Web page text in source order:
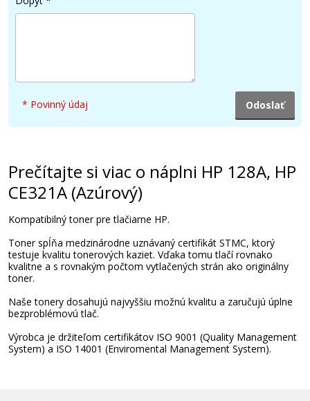
Súprava kompatibilných tonerov
* Povinný údaj
Prečítajte si viac o náplni HP 128A, HP
CE321A (Azúrový)
Kompatibilný toner pre tlačiarne HP.
Toner spĺňa medzinárodne uznávaný certifikát STMC, ktorý
testuje kvalitu tonerových kaziet. Vďaka tomu tlačí rovnako
kvalitne a s rovnakým počtom vytlačených strán ako originálny
toner.
Naše tonery dosahujú najvyššiu možnú kvalitu a zaručujú úplne
bezproblémovú tlač.
Výrobca je držiteľom certifikátov ISO 9001 (Quality Management
System) a ISO 14001 (Enviromental Management System).